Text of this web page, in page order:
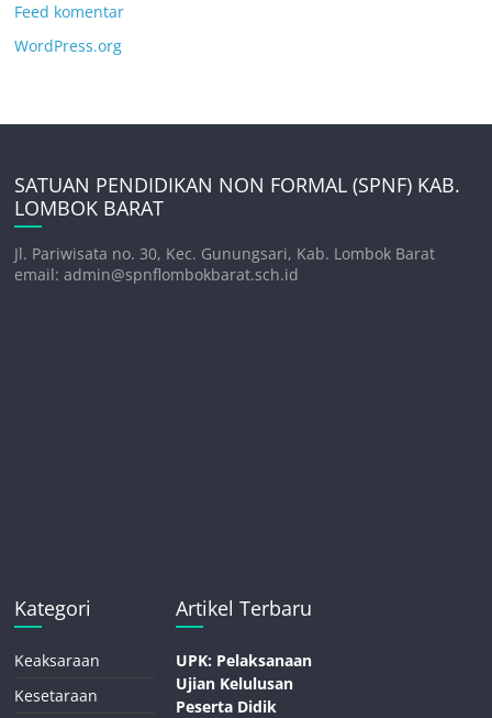
Feed komentar
WordPress.org
SATUAN PENDIDIKAN NON FORMAL (SPNF) KAB.
LOMBOK BARAT
Jl. Pariwisata no. 30, Kec. Gunungsari, Kab. Lombok Barat
email: admin@spnflombokbarat.sch.id
Kategori
Keaksaraan
Kesetaraan
Artikel Terbaru
UPK: Pelaksanaan
Ujian Kelulusan
Peserta Didik